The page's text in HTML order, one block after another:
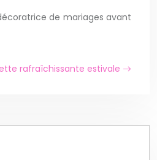
de mariages avant
rafraîchissante estivale